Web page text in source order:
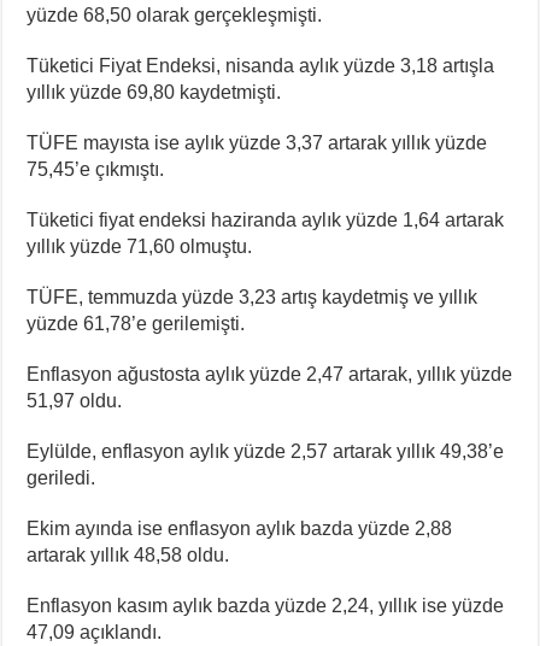
yüzde 68,50 olarak gerçekleşmişti.
Tüketici Fiyat Endeksi, nisanda aylık yüzde 3,18 artışla
yıllık yüzde 69,80 kaydetmişti.
TÜFE mayısta ise aylık yüzde 3,37 artarak yıllık yüzde
75,45’e çıkmıştı.
Tüketici fiyat endeksi haziranda aylık yüzde 1,64 artarak
yıllık yüzde 71,60 olmuştu.
TÜFE, temmuzda yüzde 3,23 artış kaydetmiş ve yıllık
yüzde 61,78’e gerilemişti.
Enflasyon ağustosta aylık yüzde 2,47 artarak, yıllık yüzde
51,97 oldu.
Eylülde, enflasyon aylık yüzde 2,57 artarak yıllık 49,38’e
geriledi.
Ekim ayında ise enflasyon aylık bazda yüzde 2,88
artarak yıllık 48,58 oldu.
Enflasyon kasım aylık bazda yüzde 2,24, yıllık ise yüzde
47,09 açıklandı.